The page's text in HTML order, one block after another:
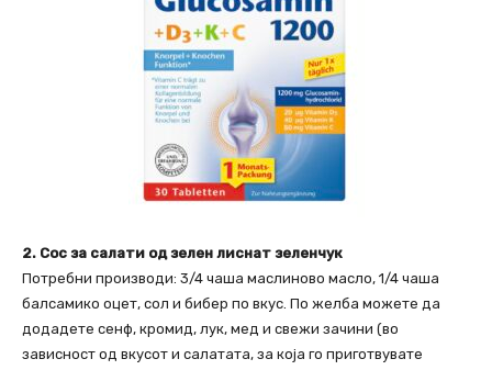
2. Сос за салати од зелен лиснат зеленчук
Потребни производи: 3/4 чаша маслиново масло, 1/4 чаша
балсамико оцет, сол и бибер по вкус. По желба можете да
додадете сенф, кромид, лук, мед и свежи зачини (во
зависност од вкусот и салатата, за која го приготвувате